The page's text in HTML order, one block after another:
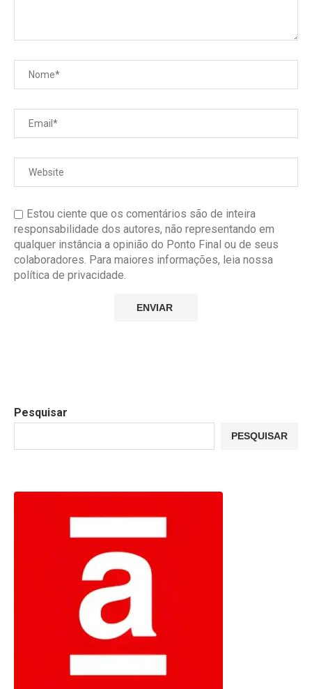
Estou ciente que os comentários são de inteira
responsabilidade dos autores, não representando em
qualquer instância a opinião do Ponto Final ou de seus
colaboradores. Para maiores informações, leia nossa
política de privacidade.
Pesquisar
PESQUISAR